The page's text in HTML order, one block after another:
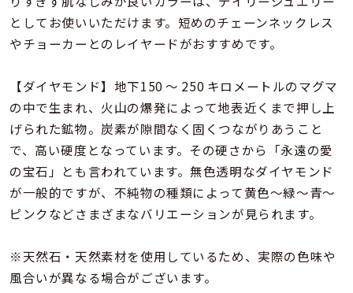
リングサイズ
～
リングサイズ
～
価格 ¥0
在庫 在庫ありのみ すべて表示
としてお使いいただけます。短めのチェーンネックレス
やチョーカーとのレイヤードがおすすめです。
【ダイヤモンド】地下150 ～ 250 キロメートルのマグマ
の中で生まれ、火山の爆発によって地表近くまで押し上
げられた鉱物。炭素が隙間なく固くつながりあうこと
で、高い硬度となっています。その硬さから「永遠の愛
の宝石」とも言われています。無色透明なダイヤモンド
が一般的ですが、不純物の種類によって黄色～緑～青～
ピンクなどさまざまなバリエーションが見られます。
※天然石・天然素材を使用しているため、実際の色味や
風合いが異なる場合がございます。